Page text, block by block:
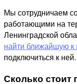
Мы сотрудничаем
работающими на
Ленинградской
найти ближайшую
подключиться к ней.
Сколько стоит